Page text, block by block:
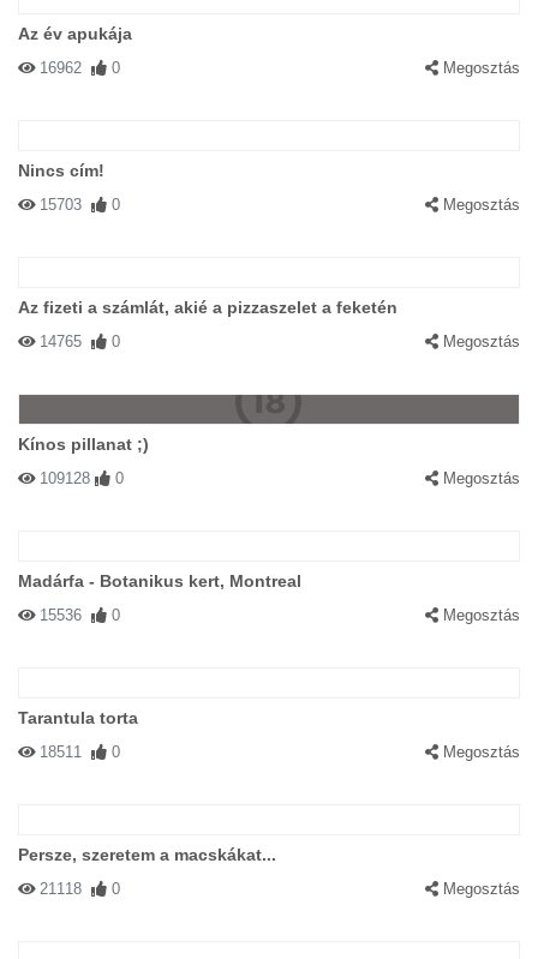
Az év apukája
16962 0 Megosztás
Nincs cím!
15703 0 Megosztás
Az fizeti a számlát, akié a pizzaszelet a feketén
14765 0 Megosztás
Kínos pillanat ;)
109128 0 Megosztás
Madárfa - Botanikus kert, Montreal
15536 0 Megosztás
Tarantula torta
18511 0 Megosztás
Persze, szeretem a macskákat...
21118 0 Megosztás